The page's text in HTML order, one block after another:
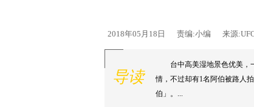
2018年05月18日 责编:小编 来源
导读
台中高美湿地景色优美，
情，不过却有1名阿伯被路人
伯」。...